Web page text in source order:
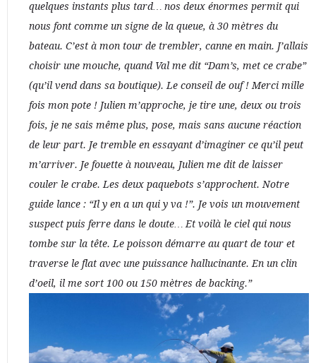
quelques instants plus tard… nos deux énormes permit qui
nous font comme un signe de la queue, à 30 mètres du
bateau. C’est à mon tour de trembler, canne en main. J’allais
choisir une mouche, quand Val me dit “Dam’s, met ce crabe”
(qu’il vend dans sa boutique). Le conseil de ouf ! Merci mille
fois mon pote ! Julien m’approche, je tire une, deux ou trois
fois, je ne sais même plus, pose, mais sans aucune réaction
de leur part. Je tremble en essayant d’imaginer ce qu’il peut
m’arriver. Je fouette à nouveau, Julien me dit de laisser
couler le crabe. Les deux paquebots s’approchent. Notre
guide lance : “Il y en a un qui y va !”. Je vois un mouvement
suspect puis ferre dans le doute… Et voilà le ciel qui nous
tombe sur la tête. Le poisson démarre au quart de tour et
traverse le flat avec une puissance hallucinante. En un clin
d’oeil, il me sort 100 ou 150 mètres de backing.”